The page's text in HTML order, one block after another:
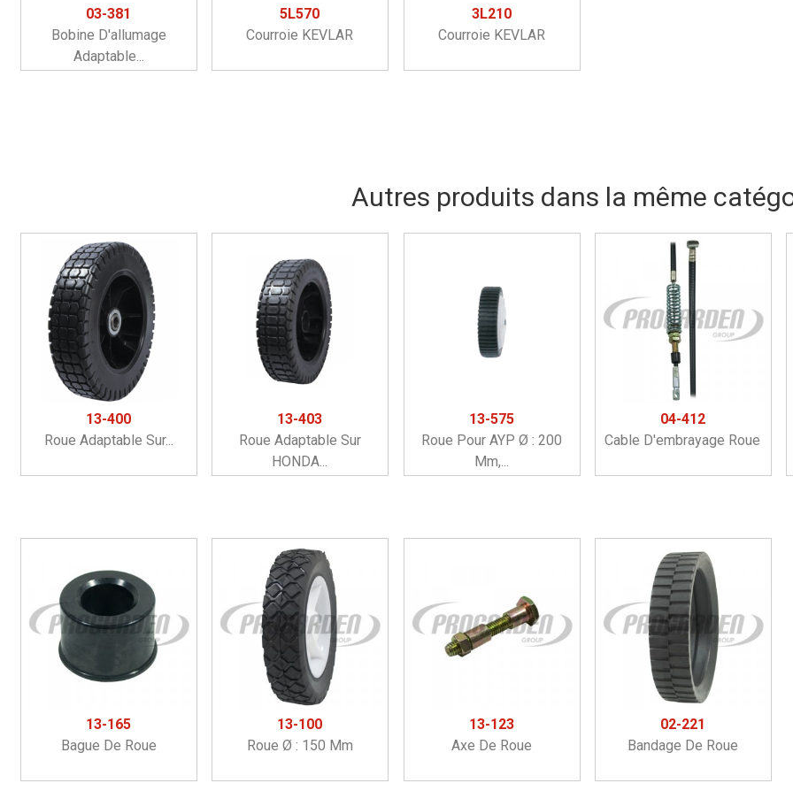
03-381
Bobine D'allumage
Adaptable...
5L570
Courroie KEVLAR
3L210
Courroie KEVLAR
Autres produits dans la même
13-400
Roue Adaptable Sur...
13-403
Roue Adaptable Sur
HONDA...
13-575
Roue Pour AYP Ø : 200
Mm,...
04-412
Cable D'embrayage Roue
13-165
Bague De Roue
13-100
Roue Ø : 150 Mm
13-123
Axe De Roue
02-221
Bandage De Roue